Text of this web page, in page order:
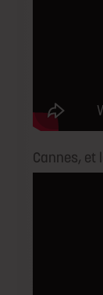
Cannes, et